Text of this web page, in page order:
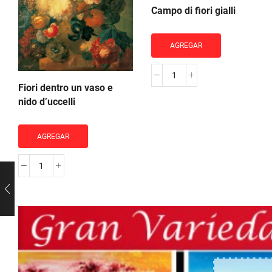
Fiori dentro un vaso e
nido d’uccelli
AGREGAR
Fiori
vaso
e
nido
d'uccelli
Campo di fiori gialli
AGREGAR
Campo